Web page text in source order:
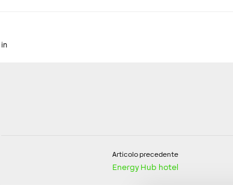
in
Articolo precedente
Energy Hub hotel